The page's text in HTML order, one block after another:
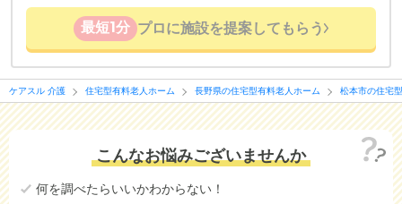
最短1分 プロに施設を提案してもらう
ケアスル 介護 住宅型有料老人ホーム 長野県の住宅型有料老人ホーム 松本市の住宅
こんなお悩みございませんか
何を調べたらいいかわからない！